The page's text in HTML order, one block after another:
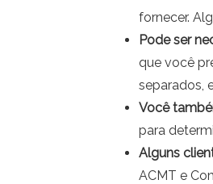
fornecer.
Pode ser
que você
separados,
Você
para
Alguns
ACMT e